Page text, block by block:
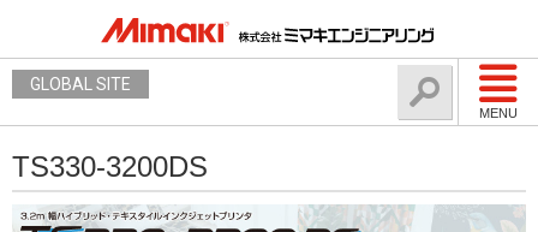
MENU
GLOBAL SITE
TS330-3200DS